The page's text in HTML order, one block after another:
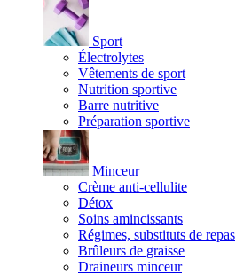
Sport
Électrolytes
Vêtements de sport
Nutrition sportive
Barre nutritive
Préparation sportive
Minceur
Crème anti-cellulite
Détox
Soins amincissants
Régimes, substituts de repas
Brûleurs de graisse
Draineurs minceur